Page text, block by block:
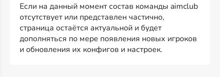
Если на данный момент состав команды aimclub
отсутствует или представлен частично,
страница остаётся актуальной и будет
дополняться по мере появления новых игроков
и обновления их конфигов и настроек.